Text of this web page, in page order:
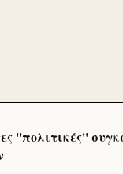
''πολιτικές''